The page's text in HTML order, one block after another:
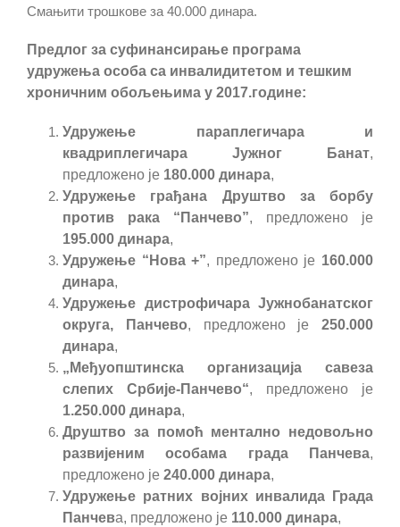
Смањити трошкове за 40.000 динара.
Предлог за суфинансирање програма
удружења особа са инвалидитетом и тешким
хроничним обољењима у 2017.године:
Удружење параплегичара и
квадриплегичара Јужног Банат,
предложено је 180.000 динара,
Удружење грађана Друштво за борбу
против рака “Панчево”, предложено је
195.000 динара,
Удружење “Нова +”, предложено је 160.000
динара,
Удружење дистрофичара Јужнобанатског
округа, Панчево, предложено је 250.000
динара,
„ Међуопштинска организација савеза
слепих Србије-Панчево“, предложено је
1.250.000 динара,
Друштво за помоћ ментално недовољно
развијеним особама града Панчева,
предложено је 240.000 динара,
Удружење ратних војних инвалида Града
Панчева, предложено је 110.000 динара,